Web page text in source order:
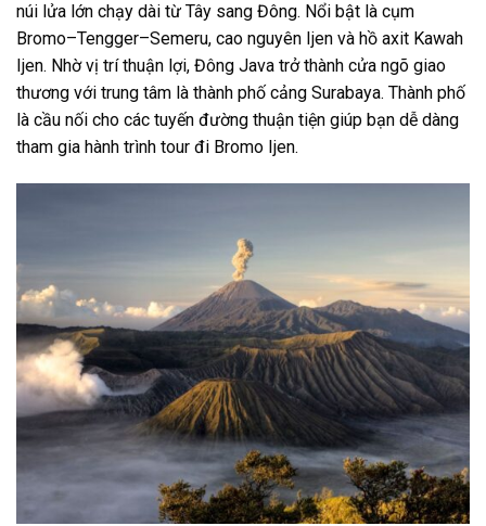
núi lửa lớn chạy dài từ Tây sang Đông. Nổi bật là cụm
Bromo–Tengger–Semeru, cao nguyên Ijen và hồ axit Kawah
Ijen. Nhờ vị trí thuận lợi, Đông Java trở thành cửa ngõ giao
thương với trung tâm là thành phố cảng Surabaya. Thành phố
là cầu nối cho các tuyến đường thuận tiện giúp bạn dễ dàng
tham gia hành trình tour đi Bromo Ijen.